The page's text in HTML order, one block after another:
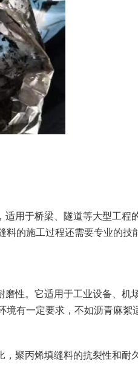
用于桥梁、隧道等大型工程
料的施工过程还需要专业的技
性。它适用于工业设备、机
有一定要求，不如沥青麻絮
聚丙烯填缝料的抗裂性和耐